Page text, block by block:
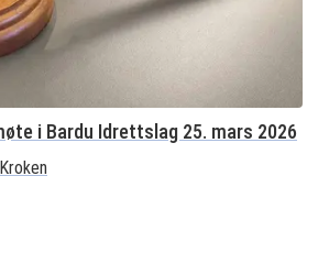
i Bardu Idrettslag 25. mars 2026